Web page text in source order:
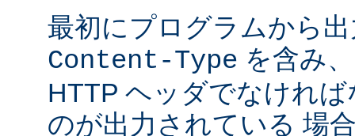
最初にプログラムから
Content-Type を含み
HTTP ヘッダでなけれ
のが出力されている 場